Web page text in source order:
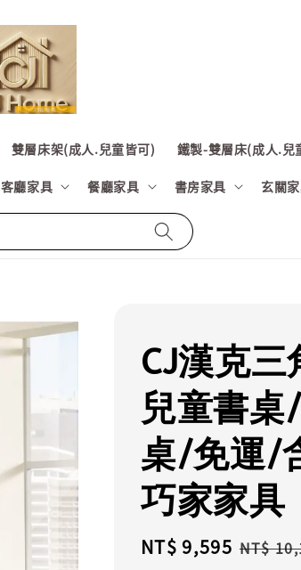
雙層床架(成人.兒童皆可) 鐵製-雙層床(成人.兒
客廳家具 餐廳家具 書房家具 玄關
CJ漢克
兒童書
桌/免運/
巧家家具
Sale
NT$ 9,595 NT$